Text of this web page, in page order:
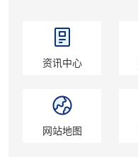
资讯中心
网站地图